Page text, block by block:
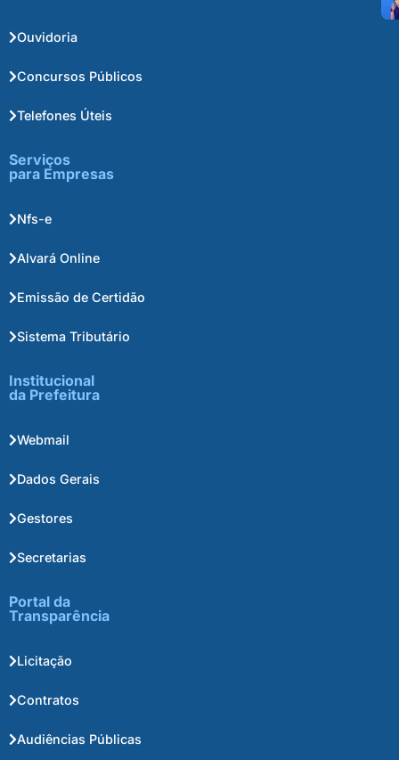
Ouvidoria
Concursos Públicos
Telefones Úteis
Serviços
para Empresas
Nfs-e
Alvará Online
Emissão de Certidão
Sistema Tributário
Institucional
da Prefeitura
Webmail
Dados Gerais
Gestores
Secretarias
Portal da
Transparência
Licitação
Contratos
Audiências Públicas